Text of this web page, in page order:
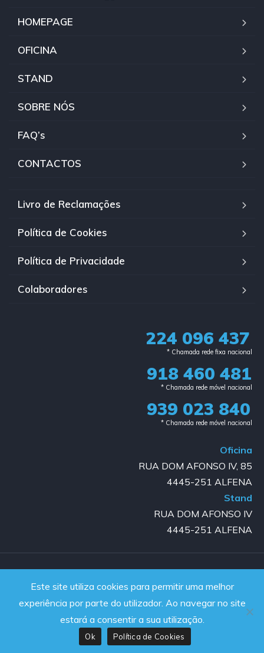
HOMEPAGE
OFICINA
STAND
SOBRE NÓS
FAQ’s
CONTACTOS
Livro de Reclamações
Política de Cookies
Política de Privacidade
Colaboradores
224 096 437
* Chamada rede fixa nacional​
918 460 481
* Chamada rede móvel nacional
939 023 840​
* Chamada rede móvel nacional
Oficina
RUA DOM AFONSO IV, 85
4445-251 ALFENA
Stand
RUA DOM AFONSO IV
4445-251 ALFENA
Powered by JanelaWeb
Este site utiliza cookies para permitir uma melhor
experiência por parte do utilizador. Ao navegar no site
estará a consentir a sua utilização.
Ok Política de Cookies